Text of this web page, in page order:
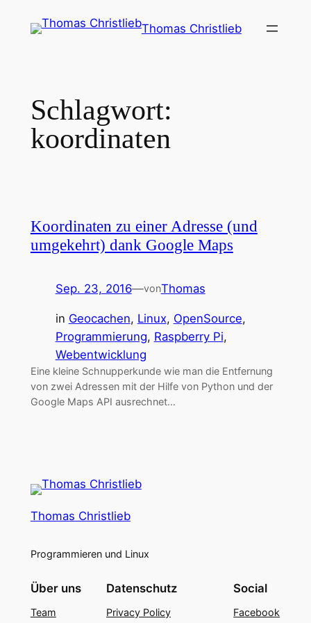
Inhalt
Thomas Christlieb
Schlagwort:
koordinaten
Koordinaten zu einer Adresse (und
umgekehrt) dank Google Maps
Sep. 23, 2016—vonThomas
in Geocachen, Linux, OpenSource
Programmierung, Raspberry Pi
Webentwicklung
Eine kleine Schnupperkunde wie man die Entfernung
von zwei Adressen mit der Hilfe von Python und der
Google Maps API ausrechnet…
Thomas Christlieb
Programmieren und Linux
Über uns
Team
Datenschutz
Privacy Policy
Social
Facebook